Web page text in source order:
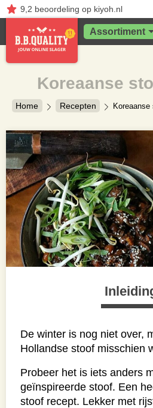
9,2 beoordelingop kiyoh.nl
Assortiment
Home Recepten
Koreaanse
De winter is nog niet over,
Hollandse stoof misschien
Probeer het is iets anders
geïnspireerde stoof. Een
stoof recept. Lekker met